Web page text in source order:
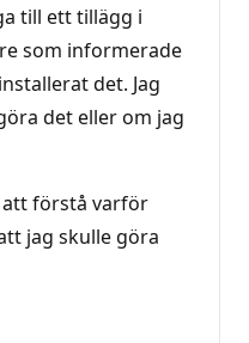
till ett tillägg i
som informerade
det. Jag
det eller om jag
förstå varför
jag skulle göra